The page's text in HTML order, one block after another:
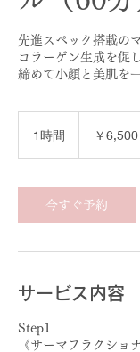
先進スペック搭載の
コラーゲン生成を促
締めて小顔と美肌を
1時間 ￥6,500
今すぐ予約
サービス内容
Step1
《サーマフラクショ